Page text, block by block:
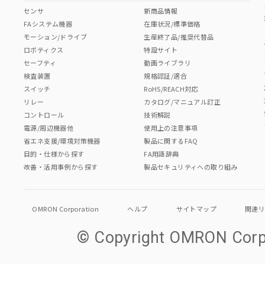
センサ
FAシステム機器
モーション/ドライブ
ロボティクス
セーフティ
検査装置
スイッチ
リレー
コントロール
電源/周辺機器他
省エネ支援/環境対策機器
目的・仕様から探す
改善・活用事例から探す
新商品情報
在庫状況/標準価格
生産終了品/推奨代替品
特設サイト
動画ライブラリ
規格認証/適合
RoHS/REACH対応
カタログ/マニュアル訂正
技術解説
使用上の注意事項
製品に関するFAQ
FA用語辞典
製品セキュリティへの取り組み
OMRON Corporation ヘルプ サイトマップ 関連
© Copyright OMRON